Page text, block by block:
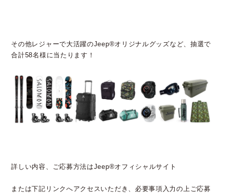
その他レジャーで大活躍のJeep®オリジナルグッズなど、抽選で
合計58名様に当たります！
詳しい内容、ご応募方法はJeep®オフィシャルサイト
または下記リンクへアクセスいただき、必要事項入力の上ご応募